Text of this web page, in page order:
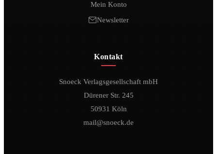
Mein Konto
Newsletter
Kontakt
Snoeck Verlagsgesellschaft mbH
Dürener Str. 245
50931 Köln
mail@snoeck.de